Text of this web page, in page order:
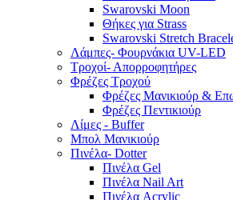
Swarovski Moon
Θήκες για Strass
Swarovski Stretch
Λάμπες- Φουρνάκια UV-LED
Τροχοί- Απορροφητήρες
Φρέζες Τροχού
Φρέζες Μανικιούρ &
Φρέζες Πεντικιούρ
Λίμες - Buffer
Μπολ Μανικιούρ
Πινέλα- Dotter
Πινέλα Gel
Πινέλα Nail Art
Πινέλα Acrylic